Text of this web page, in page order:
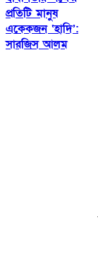
প্রতিটি মানুষ
একেকজন ‘হাদি’:
সারজিস আলম